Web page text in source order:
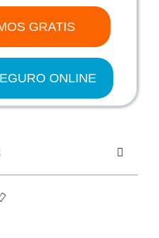
GRATIS
ONLINE